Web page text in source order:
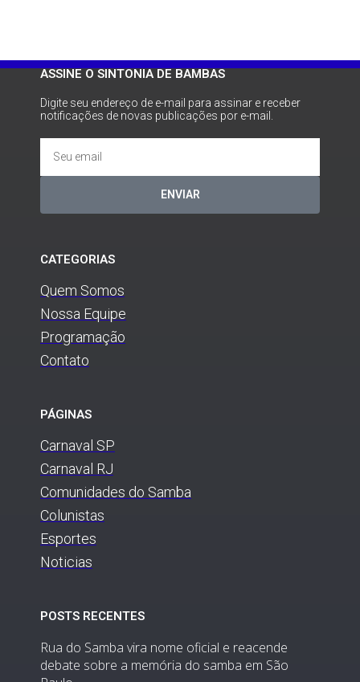
ASSINE O SINTONIA DE BAMBAS
Digite seu endereço de e-mail para assinar e receber
notificações de novas publicações por e-mail.
ENVIAR
CATEGORIAS
Quem Somos
Nossa Equipe
Programação
Contato
PÁGINAS
Carnaval SP
Carnaval RJ
Comunidades do Samba
Colunistas
Esportes
Noticias
POSTS RECENTES
Rua do Samba vira nome oficial e reacende
debate sobre a memória do samba em São